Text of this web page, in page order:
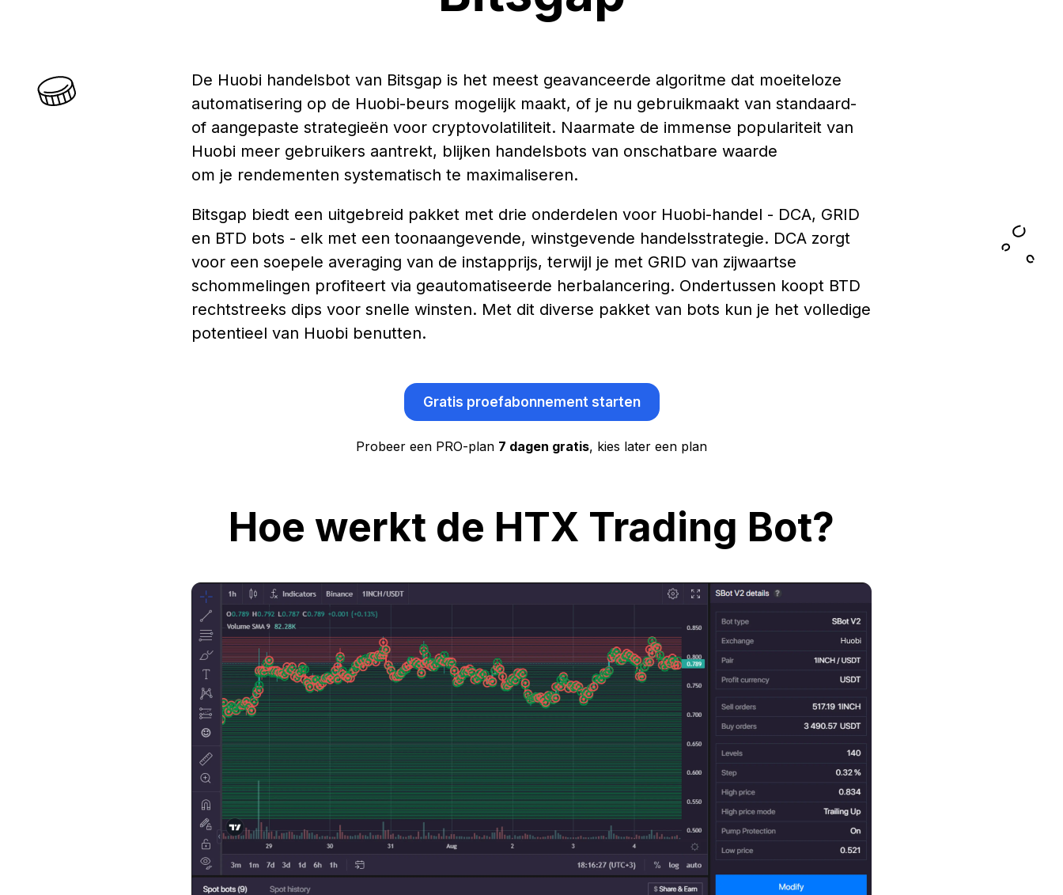
De Huobi handelsbot van Bitsgap is het meest geavanceerde algoritme dat moeiteloze
automatisering op de Huobi-beurs mogelijk maakt, of je nu gebruikmaakt van standaard-
of aangepaste strategieën voor cryptovolatiliteit. Naarmate de immense populariteit van
Huobi meer gebruikers aantrekt, blijken handelsbots van onschatbare waarde
om je rendementen systematisch te maximaliseren.
Bitsgap biedt een uitgebreid pakket met drie onderdelen voor Huobi-handel - DCA, GRID
en BTD bots - elk met een toonaangevende, winstgevende handelsstrategie. DCA zorgt
voor een soepele averaging van de instapprijs, terwijl je met GRID van zijwaartse
schommelingen profiteert via geautomatiseerde herbalancering. Ondertussen koopt BTD
rechtstreeks dips voor snelle winsten. Met dit diverse pakket van bots kun je het volledige
potentieel van Huobi benutten.
Gratis proefabonnement starten
Probeer een PRO-plan 7 dagen gratis, kies later een plan
Hoe werkt de HTX Trading Bot?